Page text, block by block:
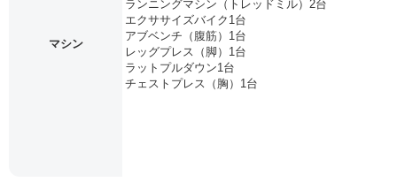
マシン
ランニングマシン（トレッドミル）2台
エクササイズバイク1台
アブベンチ（腹筋）1台
レッグプレス（脚）1台
ラットプルダウン1台
チェストプレス（胸）1台